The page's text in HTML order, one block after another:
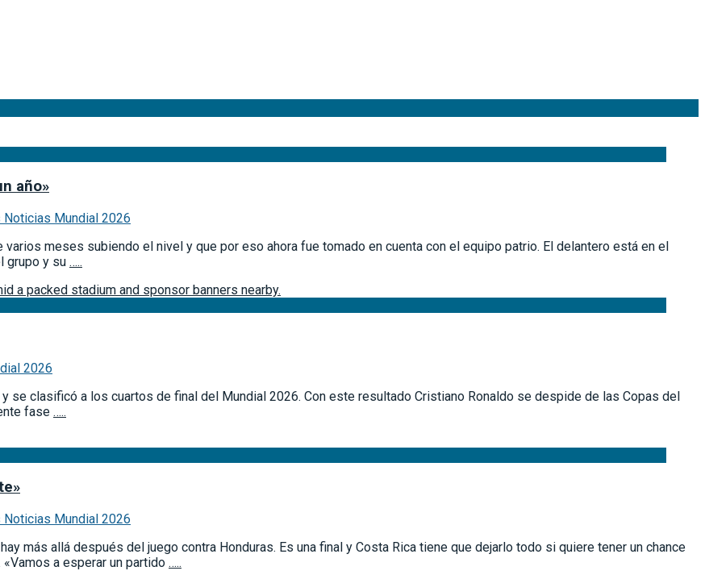
año»
Noticias Mundial 2026
meses subiendo el nivel y que por eso ahora fue tomado en cuenta con el equipo patrio. El delantero está en el
grupo y su …..
2026
se clasificó a los cuartos de final del Mundial 2026. Con este resultado Cristiano Ronaldo se despide de las Copas del
fase …..
Noticias Mundial 2026
más allá después del juego contra Honduras. Es una final y Costa Rica tiene que dejarlo todo si quiere tener un chance
a esperar un partido …..